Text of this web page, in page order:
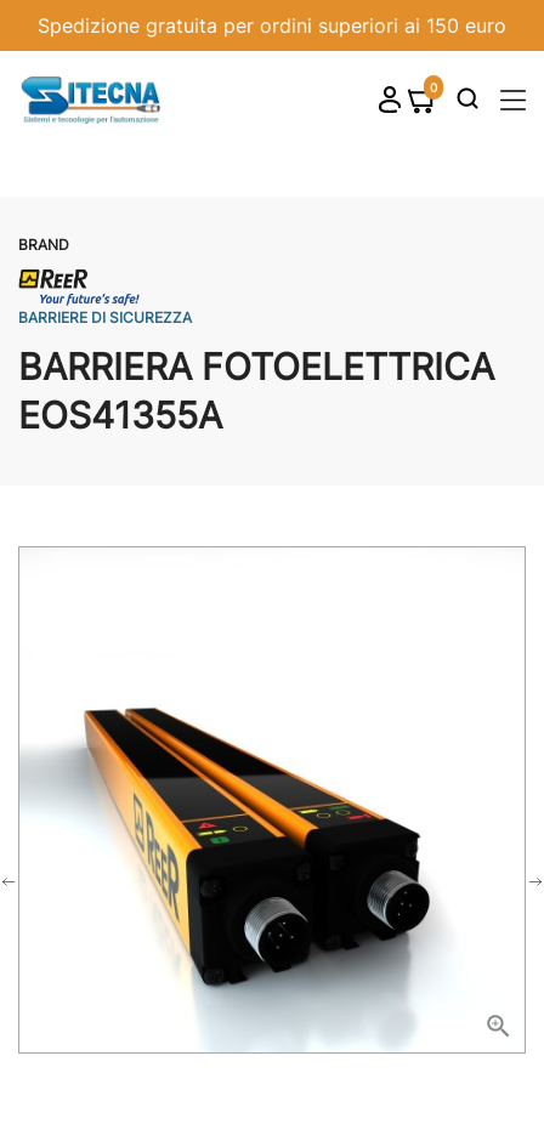
Spedizione gratuita per ordini superiori ai 150 euro
 shopping_cart0
BARRIERE DI SICUREZZA
BARRIERA FOTOELETTRICA
EOS41355A
BRAND